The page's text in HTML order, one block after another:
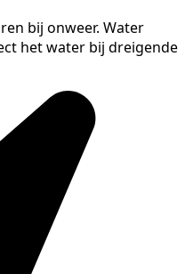
bij onweer. Water
het water bij dreigende